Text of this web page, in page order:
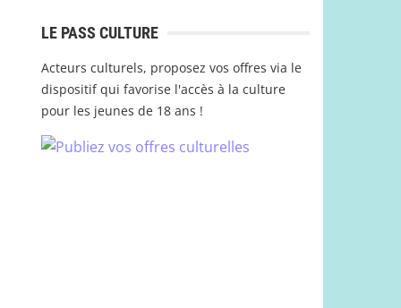
LE PASS CULTURE
Acteurs culturels, proposez vos offres via le
dispositif qui favorise l'accès à la culture
pour les jeunes de 18 ans !